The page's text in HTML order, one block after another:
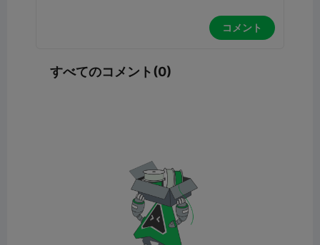
コメント
すべてのコメント(0)